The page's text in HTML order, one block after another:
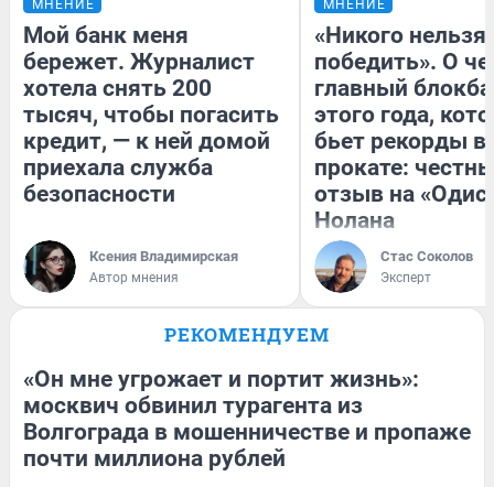
МНЕНИЕ
Мой банк меня
бережет. Журналист
хотела снять 200
тысяч, чтобы погасить
кредит, — к ней домой
приехала служба
безопасности
Ксения Владимирская
Автор мнения
МНЕНИЕ
«Никого нельзя
победить». О
главный
этого года,
бьет рекорды в
прокате:
отзыв на
Нолана
Стас Соколов
Эксперт
РЕКОМЕНДУЕМ
«Он мне угрожает и портит жизнь»:
москвич обвинил турагента из
Волгограда в мошенничестве и пропаже
почти миллиона рублей